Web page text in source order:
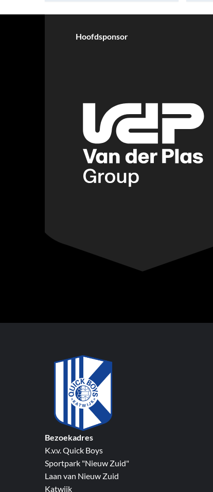
Hoofdsponsor
Bezoekadres
K.v.v. Quick Boys
Sportpark "Nieuw Zuid"
Laan van Nieuw Zuid
Katwijk